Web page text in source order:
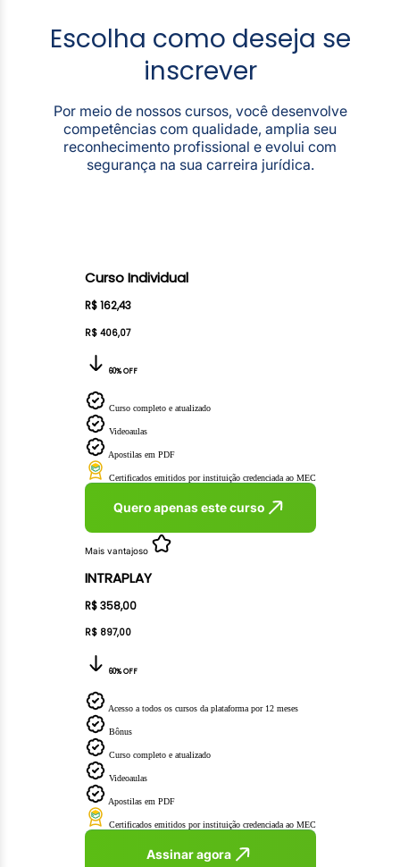
Escolha como deseja se
inscrever
Por meio de nossos cursos, você desenvolve
competências com qualidade, amplia seu
reconhecimento profissional e evolui com
segurança na sua carreira jurídica.
Curso Individual
R$ 162,43
R$ 406,07
60% OFF
Curso completo e atualizado
Videoaulas
Apostilas em PDF
Certificados emitidos por instituição credenciada ao MEC
Quero apenas este curso
Mais vantajoso
INTRAPLAY
R$ 358,00
R$ 897,00
60% OFF
Acesso a todos os cursos da plataforma por 12 meses
Bônus
Curso completo e atualizado
Videoaulas
Apostilas em PDF
Certificados emitidos por instituição credenciada ao MEC
Assinar agora